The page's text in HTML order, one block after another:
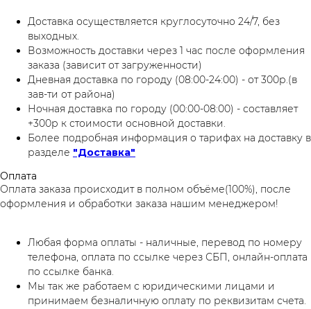
Доставка осуществляется круглосуточно 24/7, без
выходных.
Возможность доставки через 1 час после оформления
заказа (зависит от загруженности)
Дневная доставка по городу (08:00-24:00) - от 300р.(в
зав-ти от района)
Ночная доставка по городу (00:00-08:00) - составляет
+300р к стоимости основной доставки.
Более подробная информация о тарифах на доставку в
разделе "Доставка"
Оплата
Оплата заказа происходит в полном объёме(100%), после
оформления и обработки заказа нашим менеджером!
Любая форма оплаты - наличные, перевод по номеру
телефона, оплата по ссылке через СБП, онлайн-оплата
по ссылке банка.
Мы так же работаем с юридическими лицами и
принимаем безналичную оплату по реквизитам счета.